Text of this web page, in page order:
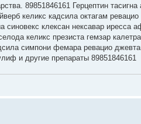
89851846161 Герцептин
келикс кадсила октагам
синовекс клексан нексавар иресса
келикс презиста гемзар
симпони фемара ревацио
и другие препараты 89851846161